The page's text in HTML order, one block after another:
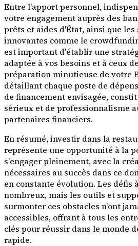
Entre l'apport personnel,
votre engagement auprès des
prêts et aides d'État, ainsi que
innovantes comme le
est important d'établir une
adaptée à vos besoins et à ceux
préparation minutieuse de votre
détaillant chaque poste de
de financement envisagée,
sérieux et de professionnalisme
partenaires financiers.
En résumé, investir dans la
représente une opportunité à la
s'engager pleinement, avec la
nécessaires au succès dans ce
en constante évolution. Les défis
nombreux, mais les outils et
surmonter ces obstacles n'ont
accessibles, offrant à tous les
clés pour réussir dans le monde
rapide.